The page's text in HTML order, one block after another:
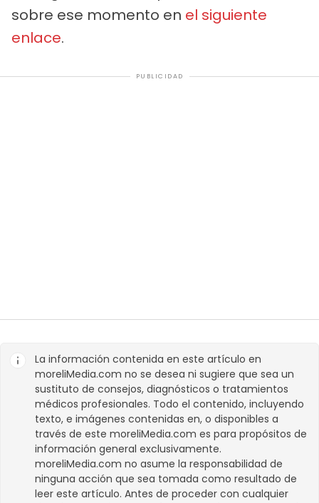
sobre ese momento en el siguiente
enlace.
PUBLICIDAD
La información contenida en este artículo en
moreliMedia.com no se desea ni sugiere que sea un
sustituto de consejos, diagnósticos o tratamientos
médicos profesionales. Todo el contenido, incluyendo
texto, e imágenes contenidas en, o disponibles a
través de este moreliMedia.com es para propósitos de
información general exclusivamente.
moreliMedia.com no asume la responsabilidad de
ninguna acción que sea tomada como resultado de
leer este artículo. Antes de proceder con cualquier